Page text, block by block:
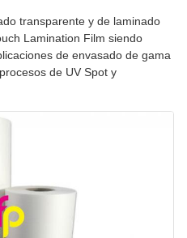
transparente y de laminado
Lamination Film siendo
de envasado de gama
de UV Spot y